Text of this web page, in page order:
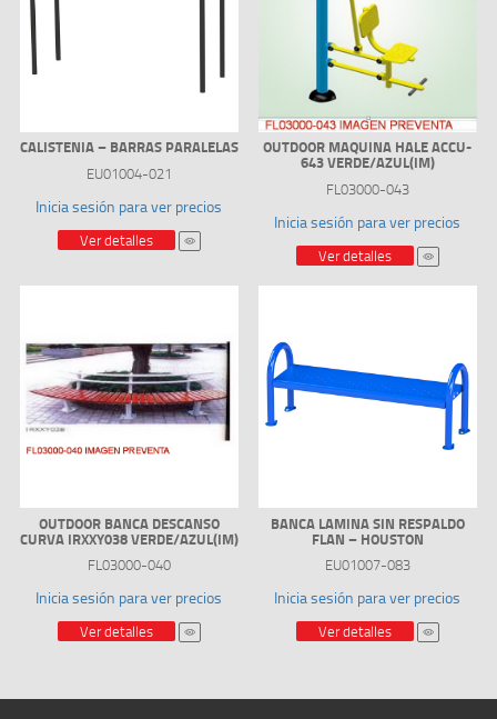
CALISTENIA – BARRAS PARALELAS
EU01004-021
Inicia sesión para ver precios
Ver detalles
OUTDOOR MAQUINA HALE ACCU-
643 VERDE/AZUL(IM)
FL03000-043
Inicia sesión para ver precios
Ver detalles
OUTDOOR BANCA DESCANSO
CURVA IRXXY038 VERDE/AZUL(IM)
FL03000-040
Inicia sesión para ver precios
Ver detalles
BANCA LAMINA SIN RESPALDO
FLAN – HOUSTON
EU01007-083
Inicia sesión para ver precios
Ver detalles